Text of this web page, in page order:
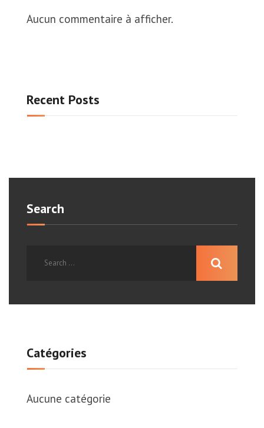
Aucun commentaire à afficher.
Recent Posts
Search
Catégories
Aucune catégorie